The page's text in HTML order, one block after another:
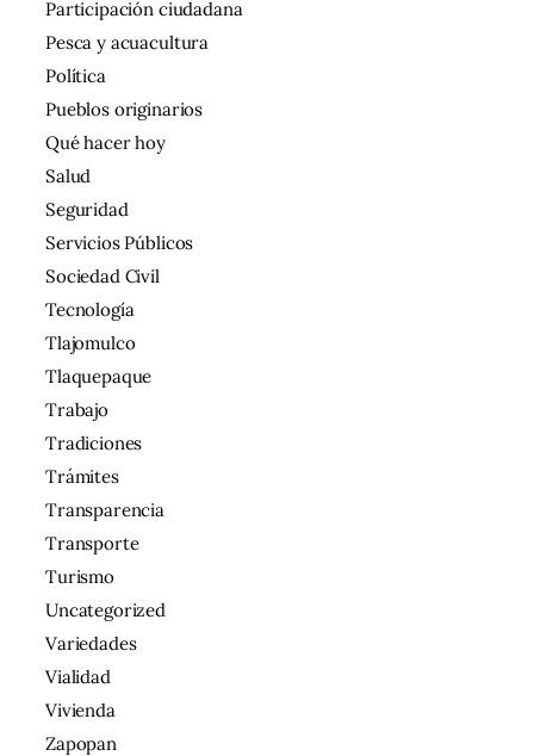
Participación ciudadana
Pesca y acuacultura
Política
Pueblos originarios
Qué hacer hoy
Salud
Seguridad
Servicios Públicos
Sociedad Civil
Tecnología
Tlajomulco
Tlaquepaque
Trabajo
Tradiciones
Trámites
Transparencia
Transporte
Turismo
Uncategorized
Variedades
Vialidad
Vivienda
Zapopan